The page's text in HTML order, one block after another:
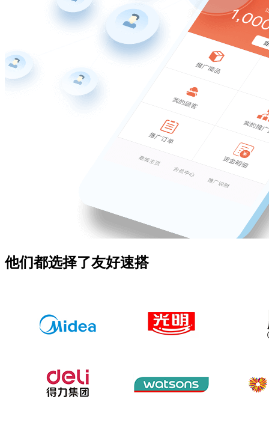
他们都选择了友好速搭